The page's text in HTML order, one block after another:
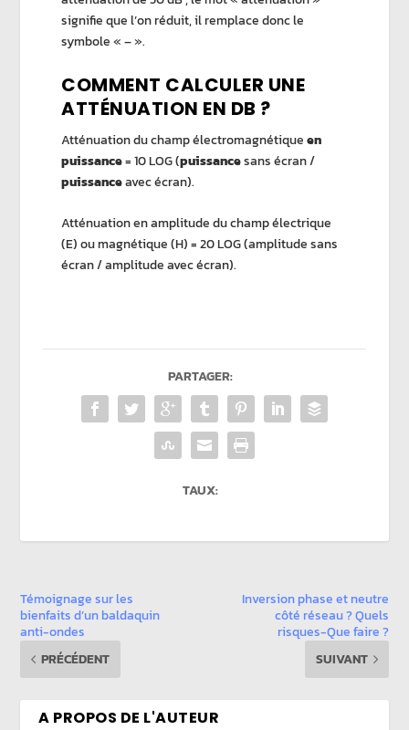
signifie que l’on réduit, il remplace donc le
symbole « – ».
COMMENT CALCULER UNE
ATTÉNUATION EN DB ?
Atténuation du champ électromagnétiqueen
puissance= 10 LOG (puissancesans écran /
puissanceavec écran).
Atténuation en amplitude du champ électrique
(E) ou magnétique (H) = 20 LOG (amplitude sans
écran / amplitude avec écran).
PARTAGER:
TAUX:
Témoignage sur les
bienfaits d’un baldaquin
anti-ondes
PRÉCÉDENT
Inversion phase et neutre
côté réseau ? Quels
risques-Que faire ?
SUIVANT
A PROPOS DE L'AUTEUR